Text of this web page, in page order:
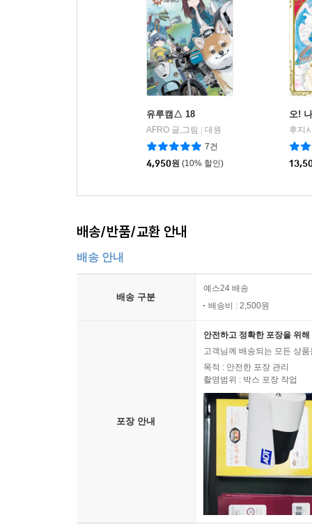
유루캠△ 18
AFRO 글,그림
대원
7건
4,950원 (10% 할인)
오!
후지
배송/반품/교환 안내
배송 안내
배송 구분
예스24 배송
배송비 : 2,500원
포장 안내
안전하고 정확한 포장을 위
고객님께 배송되는 모든 상
목적 : 안전한 포장 관리
촬영범위 : 박스 포장 작업